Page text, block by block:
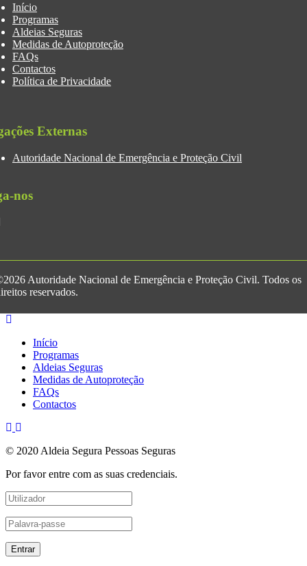
Início
Programas
Aldeias Seguras
Medidas de Autoproteção
FAQs
Contactos
Política de Privacidade
Externas
Autoridade Nacional de Emergência e Proteção Civil
nos
Autoridade Nacional de Emergência e Proteção Civil. Todos os
reservados.
Início
Programas
Aldeias Seguras
Medidas de Autoproteção
FAQs
Contactos
© 2020 Aldeia Segura Pessoas Seguras
Por favor entre com as suas credenciais.